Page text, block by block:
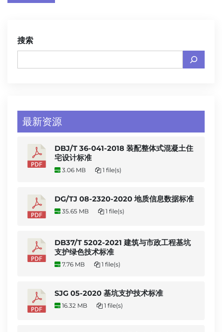
搜索
最新资源
DBJ/T 36-041-2018 装配整体式混凝土住
宅设计标准
3.06 MB 1 file(s)
DG/TJ 08-2320-2020 地质信息数据标准
35.65 MB 1 file(s)
DB37/T 5202-2021 建筑与市政工程基坑
支护绿色技术标准
7.76 MB 1 file(s)
SJG 05-2020 基坑支护技术标准
16.32 MB 1 file(s)